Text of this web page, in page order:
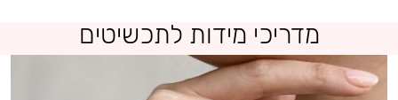
מדריכי מידות לתכשיטים